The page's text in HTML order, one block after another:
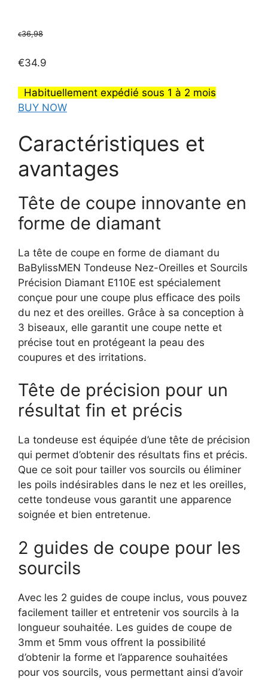
€36,98
€34.9
Habituellement expédié sous 1 à 2 mois
BUY NOW
Caractéristiques et
avantages
Tête de coupe innovante en
forme de diamant
La tête de coupe en forme de diamant du
BaBylissMEN Tondeuse Nez-Oreilles et Sourcils
Précision Diamant E110E est spécialement
conçue pour une coupe plus efficace des poils
du nez et des oreilles. Grâce à sa conception à
3 biseaux, elle garantit une coupe nette et
précise tout en protégeant la peau des
coupures et des irritations.
Tête de précision pour un
résultat fin et précis
La tondeuse est équipée d’une tête de précision
qui permet d’obtenir des résultats fins et précis.
Que ce soit pour tailler vos sourcils ou éliminer
les poils indésirables dans le nez et les oreilles,
cette tondeuse vous garantit une apparence
soignée et bien entretenue.
2 guides de coupe pour les
sourcils
Avec les 2 guides de coupe inclus, vous pouvez
facilement tailler et entretenir vos sourcils à la
longueur souhaitée. Les guides de coupe de
3mm et 5mm vous offrent la possibilité
d’obtenir la forme et l’apparence souhaitées
pour vos sourcils, vous permettant ainsi d’avoir